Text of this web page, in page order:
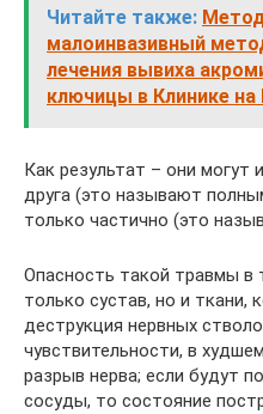
Читайте также:
малоинвазивный
лечения вывиха
ключицы в Клинике
Как результат – они могут
друга (это называют
только частично (это
Опасность такой травмы в
только сустав, но и ткани,
деструкция нервных
чувствительности, в
разрыв нерва; если будут
сосуды, то состояние